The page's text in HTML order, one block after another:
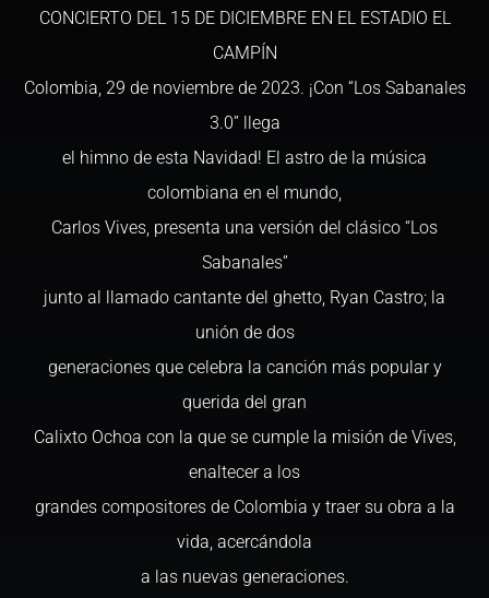
CONCIERTO DEL 15 DE DICIEMBRE EN EL ESTADIO EL
CAMPÍN
Colombia, 29 de noviembre de 2023. ¡Con “Los Sabanales
3.0” llega
el himno de esta Navidad! El astro de la música
colombiana en el mundo,
Carlos Vives, presenta una versión del clásico “Los
Sabanales”
junto al llamado cantante del ghetto, Ryan Castro; la
unión de dos
generaciones que celebra la canción más popular y
querida del gran
Calixto Ochoa con la que se cumple la misión de Vives,
enaltecer a los
grandes compositores de Colombia y traer su obra a la
vida, acercándola
a las nuevas generaciones.